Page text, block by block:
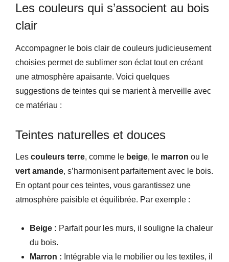
Les couleurs qui s’associent au bois
clair
Accompagner le bois clair de couleurs judicieusement
choisies permet de sublimer son éclat tout en créant
une atmosphère apaisante. Voici quelques
suggestions de teintes qui se marient à merveille avec
ce matériau :
Teintes naturelles et douces
Les couleurs terre, comme le beige, le marron ou le
vert amande, s’harmonisent parfaitement avec le bois.
En optant pour ces teintes, vous garantissez une
atmosphère paisible et équilibrée. Par exemple :
Beige : Parfait pour les murs, il souligne la chaleur
du bois.
Marron : Intégrable via le mobilier ou les textiles, il